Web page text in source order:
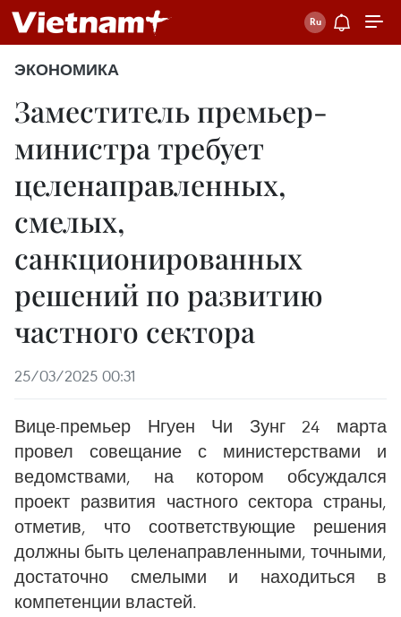
ЭКОНОМИКА
Заместитель премьер-
министра требует
целенаправленных,
смелых,
санкционированных
решений по развитию
частного сектора
25/03/2025 00:31
Вице-премьер Нгуен Чи Зунг 24 марта
провел совещание с министерствами и
ведомствами, на котором обсуждался
проект развития частного сектора страны,
отметив, что соответствующие решения
должны быть целенаправленными, точными,
достаточно смелыми и находиться в
компетенции властей.